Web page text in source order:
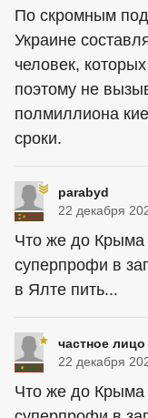
По скромным
Украине
человек,
поэтому не
полмиллиона
сроки.
parabyd
22 декабря
Что же до
суперпрофи в
в Ялте пить...
частное лицо
22 декабря
Что же до